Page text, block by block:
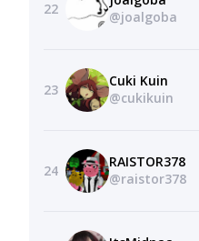
22
@joalgoba
23
Cuki Kuin
@cukikuin
24
RAISTOR378
@raistor378